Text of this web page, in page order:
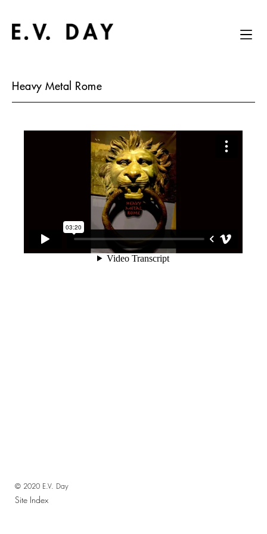
Heavy Metal Rome
© 2020 E.V. Day
Site Index